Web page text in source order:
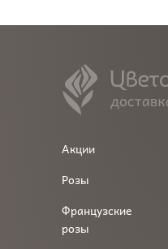
Акции
Розы
Французские
розы